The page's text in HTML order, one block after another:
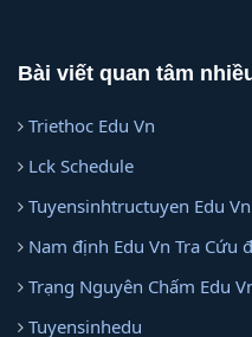
Bài viết quan tâm
Triethoc Edu Vn
Lck Schedule
Tuyensinhtructuyen Edu Vn
Nam định Edu Vn Tra Cứu
Trạng Nguyên Chấm Edu
Tuyensinhedu